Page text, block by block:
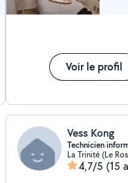
Voir le profil
Vess Kong
Technicien
La Trinité (Le
4,7/5 (15